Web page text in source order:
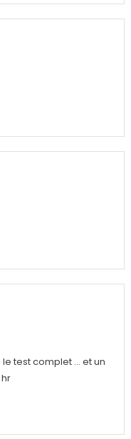
test complet … et un